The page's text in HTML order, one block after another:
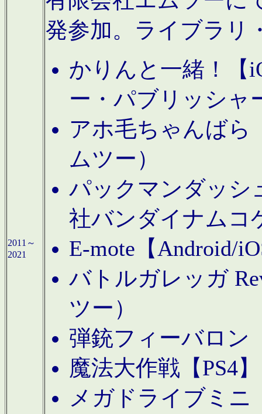
2011～
2021
発参加。ライブラリ
かりんと一緒！【
ー・パブリッシャ
アホ毛ちゃんばら
ムツー）
パックマンダッシ
社バンダイナムコ
E-mote【Android/
バトルガレッガ
ツー）
弾銃フィーバロン
魔法大作戦【PS4
メガドライブミニ